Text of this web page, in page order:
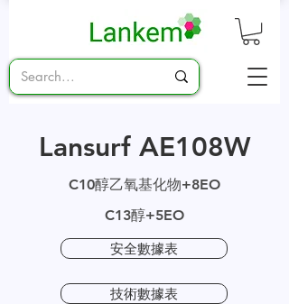
Lansurf AE108W
C10醇乙氧基化物+8EO
C13醇+5EO
安全數據表
技術數據表